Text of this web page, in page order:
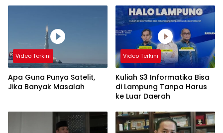
Video Terkini
Apa Guna Punya Satelit,
Jika Banyak Masalah
Video Terkini
Kuliah S3 Informatika Bisa
di Lampung Tanpa Harus
ke Luar Daerah